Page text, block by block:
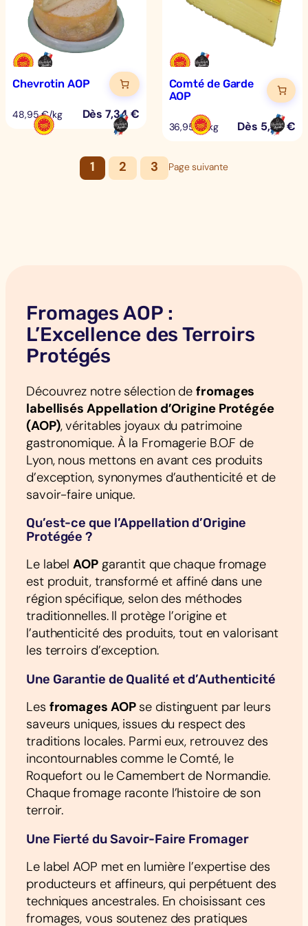
Chevrotin AOP
48,95 €/kg Dès7,34€
Comté de Garde
AOP
36,95 €/kg Dès 5,54€
1 2 3 Page suivante
Fromages AOP :
L’Excellence des Terroirs
Protégés
Découvrez notre sélection defromages
labellisés Appellation d’Origine Protégée
(AOP), véritables joyaux du patrimoine
gastronomique. À la Fromagerie B.O.F de
Lyon, nous mettons en avant ces produits
d’exception, synonymes d’authenticité et de
savoir-faire unique.
Qu’est-ce que l’Appellation d’Origine
Protégée ?
Le labelAOPgarantit que chaque fromage
est produit, transformé et affiné dans une
région spécifique, selon des méthodes
traditionnelles. Il protège l’origine et
l’authenticité des produits, tout en valorisant
les terroirs d’exception.
Une Garantie de Qualité et d’Authenticité
Les fromages AOPse distinguent par leurs
saveurs uniques, issues du respect des
traditions locales. Parmi eux, retrouvez des
incontournables comme le Comté, le
Roquefort ou le Camembert de Normandie.
Chaque fromage raconte l’histoire de son
terroir.
Une Fierté du Savoir-Faire Fromager
Le label AOP met en lumière l’expertise des
producteurs et affineurs, qui perpétuent des
techniques ancestrales. En choisissant ces
fromages, vous soutenez des pratiques